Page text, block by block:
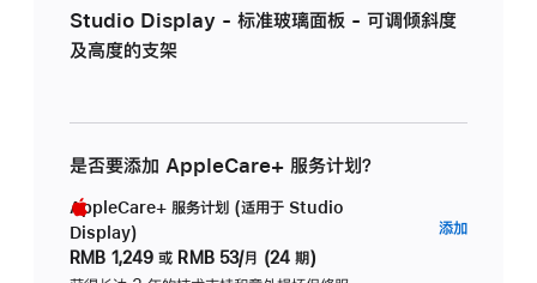
Studio Display - 标准玻璃面板 - 可调倾斜度
及高度的支架
是否要添加 AppleCare+ 服务计划？
AppleCare+ 服务计划 (适用于 Studio
Display)
RMB 1,249 或 RMB 53/月 (24 期)
添加